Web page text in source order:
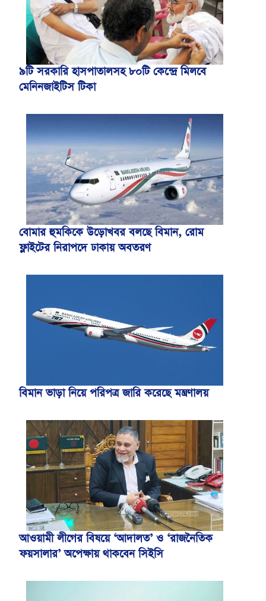
৯টি সরকারি হাসপাতালসহ ৮০টি কেন্দ্রে মিলবে
মেনিনজাইটিস টিকা
বোমার হুমকিকে উড়োখবর বলছে বিমান, রোম
ফ্লাইটের নিরাপদে ঢাকায় অবতরণ
বিমান ভাড়া নিয়ে পরিপত্র জারি করেছে মন্ত্রণালয়
আওয়ামী লীগের বিষয়ে ‘আদালত’ ও ‘রাজনৈতিক
ফয়সালার’ অপেক্ষায় থাকবেন সিইসি